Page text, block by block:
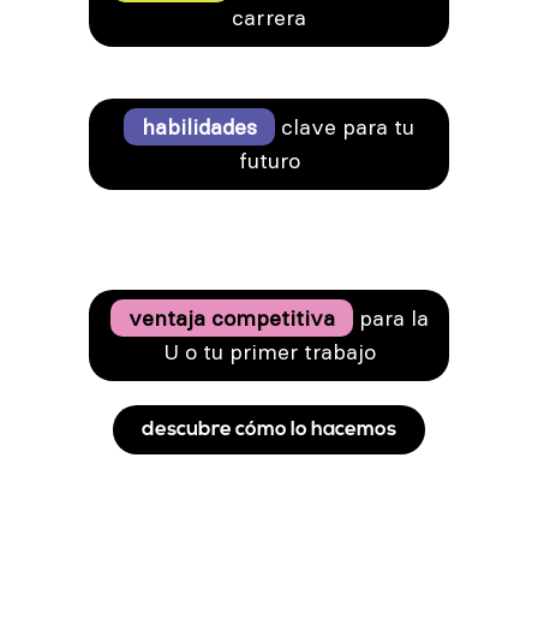
carrera
habilidades
clave para tu
futuro
ventaja competitiva
para la
U o tu primer trabajo
descubre cómo lo hacemos